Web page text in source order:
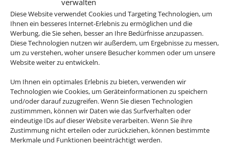
Diese Website verwendet Cookies und Targeting Technologien, um
Ihnen ein besseres Internet-Erlebnis zu ermöglichen und die
Werbung, die Sie sehen, besser an Ihre Bedürfnisse anzupassen.
Diese Technologien nutzen wir außerdem, um Ergebnisse zu messen,
um zu verstehen, woher unsere Besucher kommen oder um unsere
Website weiter zu entwickeln.
Um Ihnen ein optimales Erlebnis zu bieten, verwenden wir
Technologien wie Cookies, um Geräteinformationen zu speichern
und/oder darauf zuzugreifen. Wenn Sie diesen Technologien
zustimmmen, können wir Daten wie das Surfverhalten oder
eindeutige IDs auf dieser Website verarbeiten. Wenn Sie ihre
Zustimmung nicht erteilen oder zurückziehen, können bestimmte
Merkmale und Funktionen beeinträchtigt werden.